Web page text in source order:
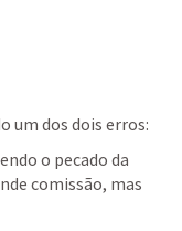
um dos dois erros:
o pecado da
comissão, mas